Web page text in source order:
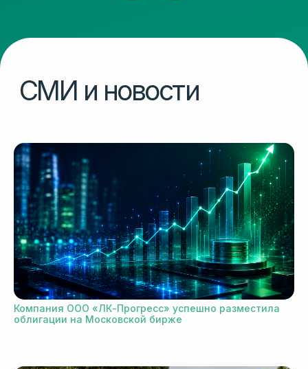
Компания ООО «ЛК-Прогресс» успешно разместила
облигации на Московской бирже